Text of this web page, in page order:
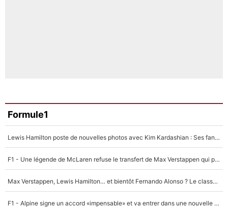
Formule1
Lewis Hamilton poste de nouvelles photos avec Kim Kardashian : Ses fans le voient déjà redevenir champion du monde de F1 grâce à elle !
F1 - Une légende de McLaren refuse le transfert de Max Verstappen qui pourrait «faire des vagues» et plomber l'ambiance dans l'équipe
Max Verstappen, Lewis Hamilton… et bientôt Fernando Alonso ? Le classement des pilotes les mieux payés en Formule 1 risque de changer !
F1 - Alpine signe un accord «impensable» et va entrer dans une nouvelle dimension : Grande nouvelle pour Pierre Gasly !